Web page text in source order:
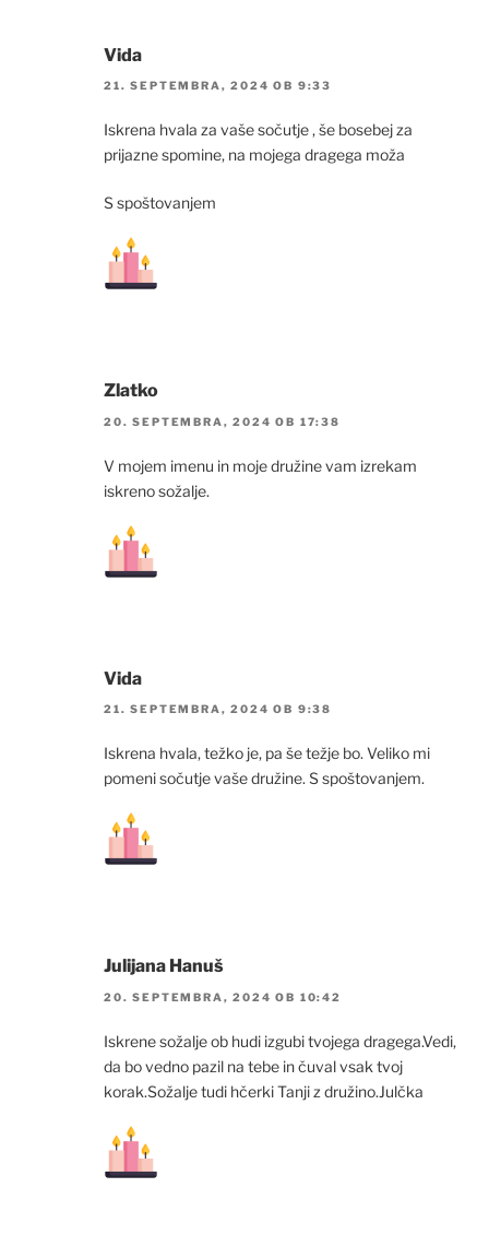
Vida
21. SEPTEMBRA, 2024 OB 9:33
Iskrena hvala za vaše sočutje , še bosebej za
prijazne spomine, na mojega dragega moža
S spoštovanjem
Zlatko
20. SEPTEMBRA, 2024 OB 17:38
V mojem imenu in moje družine vam izrekam
iskreno sožalje.
Vida
21. SEPTEMBRA, 2024 OB 9:38
Iskrena hvala, težko je, pa še težje bo. Veliko mi
pomeni sočutje vaše družine. S spoštovanjem.
Julijana Hanuš
20. SEPTEMBRA, 2024 OB 10:42
Iskrene sožalje ob hudi izgubi tvojega dragega.Vedi,
da bo vedno pazil na tebe in čuval vsak tvoj
korak.Sožalje tudi hčerki Tanji z družino.Julčka